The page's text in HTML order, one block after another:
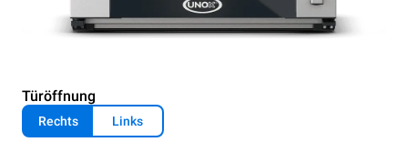
Türöffnung
Rechts Links